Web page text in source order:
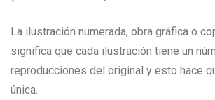
La ilustración numerada, obra gráfica o
significa que cada ilustración tiene un
reproducciones del original y esto hace
única.